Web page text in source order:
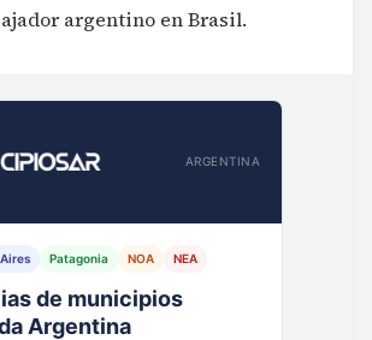
argentino en Brasil.
ARGENTINA
Patagonia NOA NEA
de municipios
Argentina